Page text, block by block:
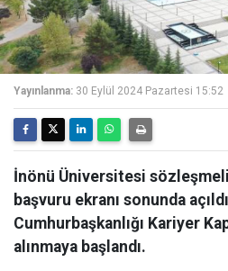
Yayınlanma: 30 Eylül 2024 Pazartesi 15:52
İnönü Üniversitesi sözleşmeli
başvuru ekranı sonunda
Cumhurbaşkanlığı Kariyer
alınmaya başlandı.